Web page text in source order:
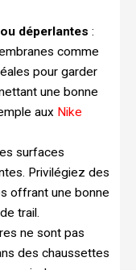
déperlantes :
comme
pour garder
une bonne
aux Nike
surfaces
Privilégiez des
offrant une bonne
trail.
ne sont pas
des chaussettes